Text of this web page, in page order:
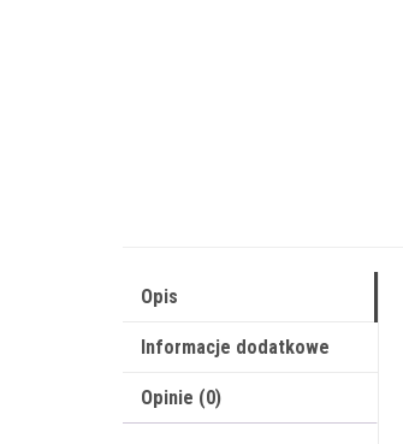
Opis
Informacje dodatkowe
Opinie (0)